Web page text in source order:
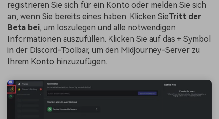
registrieren Sie sich für ein Konto oder melden Sie sich
an, wenn Sie bereits eines haben. Klicken SieTritt der
Beta bei, um loszulegen und alle notwendigen
Informationen auszufüllen. Klicken Sie auf das + Symbol
in der Discord-Toolbar, um den Midjourney-Server zu
Ihrem Konto hinzuzufügen.